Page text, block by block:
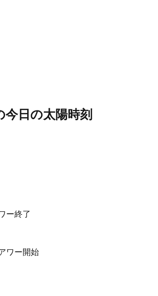
日の太陽時刻
ー終了
ワー開始